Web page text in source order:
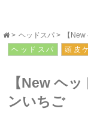
> ヘッドスパ >
【
ヘッドスパ
頭皮
【New ヘ
ンいちご